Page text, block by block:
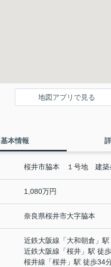
地図アプリで見る
基本情報
桜井市脇本 １号地 建築
1,080万円
奈良県桜井市大字脇本
近鉄大阪線 「大和朝倉 」
近鉄大阪線 「桜井 」駅 徒
桜井線 「桜井 」駅 徒歩34